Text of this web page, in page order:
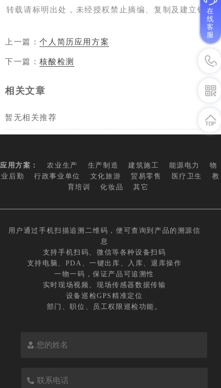
转载请标明出处，未经授权禁止摘编、复制及建立镜像
上一篇：个人简历应用方案
下一篇：核酸检测
相关文章
暂无相关推荐
应用方案： 农业生产 生产制造 建筑施工 能源电力
物
业后勤
行政事业单位 文化旅游 贸易零售 医疗卫生
教
育培训
化妆品 其它
用户通过手机扫描追溯二维码，便可查询到产品的溯源信
息
支持手机扫码、微信等各种设备扫码
支持电脑、PDA、一键出库、入库、退库操作
一物一码，保证产品可追溯性
实时现场视频、现场传感器数据传输
设备巡检GPS精准定位
部门、职位、员工权限巡检功能。
在
线
客
服